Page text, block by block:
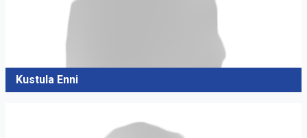
Kustula Enni